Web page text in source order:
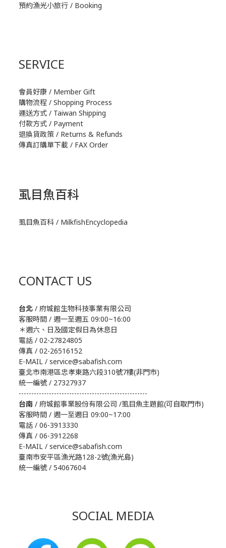
預約漁光小旅行 / Booking
SERVICE
會員好康 / Member Gift
購物流程 / Shopping Process
運送方式 / Taiwan Shipping
付款方式 / Payment
退換貨政策 / Returns & Refunds
傳真訂購單下載 / FAX Order
虱目魚百科
虱目魚百科 / MilkfishEncyclopedia
CONTACT US
台北 / 府城館生物科技事業有限公司
客服時間 / 週一至週五 09:00~16:00
＊週六、日及國定假日為休息日
電話 / 02-27824805
傳真 / 02-26516152
E-MAIL / service@sabafish.com
臺北市南港區忠孝東路六段310號7樓(非門市)
統一編號 / 27327937
---------------------------------------------------
台南 / 府城館事業股份有限公司 /虱目魚主題館(可自取門市)
客服時間 / 週一至週日 09:00~17:00
電話 / 06-3913330
傳真 / 06-3912268
E-MAIL / service@sabafish.com
臺南市安平區漁光路128-2號(漁光島)
統一編號 / 54067604
SOCIAL MEDIA